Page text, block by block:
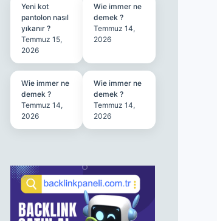
Yeni kot
pantolon nasıl
yıkanır ?
Temmuz 15,
2026
Wie immer ne
demek ?
Temmuz 14,
2026
Wie immer ne
demek ?
Temmuz 14,
2026
Wie immer ne
demek ?
Temmuz 14,
2026